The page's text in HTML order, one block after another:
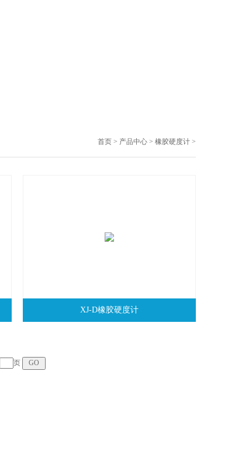
首页> 产品中心> 橡胶硬度计>
XJ-D橡胶硬度计
页